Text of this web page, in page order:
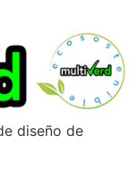
diseño de